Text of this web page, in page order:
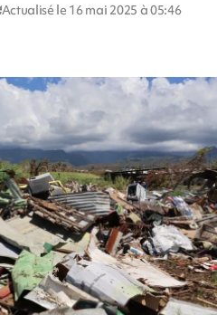
Actualisé le 16 mai 2025 à 05:46